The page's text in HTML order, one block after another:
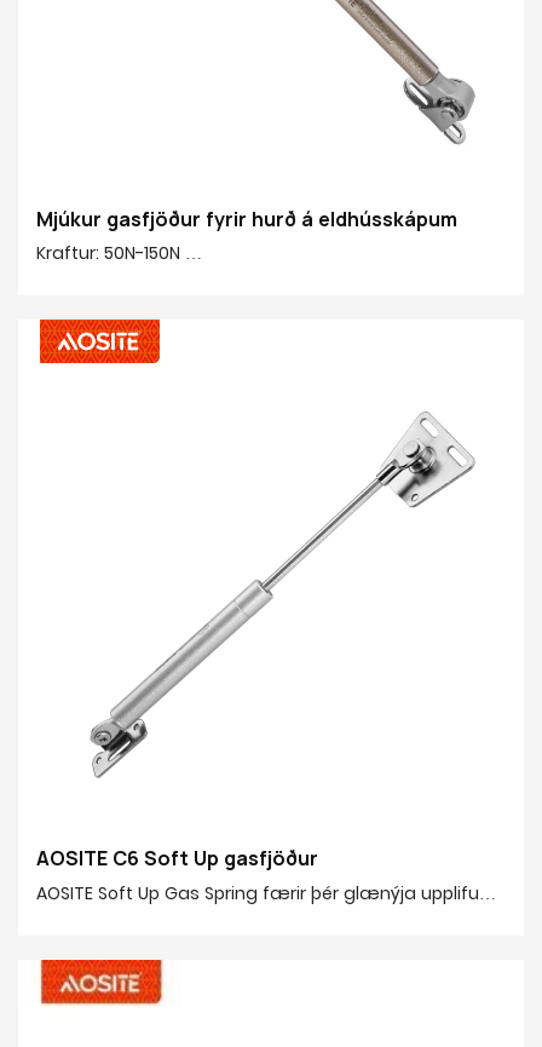
Mjúkur gasfjöður fyrir hurð á eldhússkápum
Kraftur: 50N-150N
Slag: 90 mm
Aðalefni 20#: 20# Frágangsrör, kopar, plast
Valfrjálsar aðgerðir: Hefðbundin upp / mjúk niður / frjáls
AOSITE C6 Soft Up gasfjöður
AOSITE Soft Up Gas Spring færir þér glænýja upplifun
sérhannaða stöðustöðuaðgerð, sem gerir þér kleift
að stöðva uppfellanlegu hurðina í hvaða horn sem er í